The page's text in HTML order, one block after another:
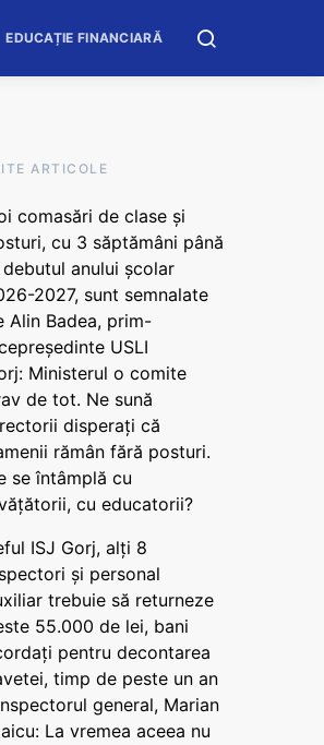
EDUCAȚIE FINANCIARĂ
ARTICOLE
comasări de clase și
cu 3 săptămâni până
debutul anului școlar
2027, sunt semnalate
Alin Badea, prim-
USLI
Ministerul o comite
de tot. Ne sună
disperați că
rămân fără posturi.
se întâmplă cu
cu educatorii?
ISJ Gorj, alți 8
și personal
trebuie să returneze
55.000 de lei, bani
pentru decontarea
timp de peste un an
general, Marian
La vremea aceea nu